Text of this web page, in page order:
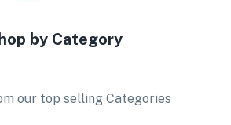
by Category
our top selling Categories